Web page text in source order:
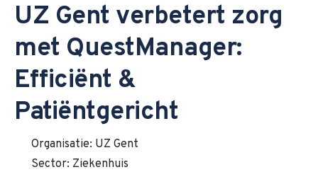
UZ Gent verbetert zorg
met QuestManager:
Efficiënt &
Patiëntgericht
Organisatie: UZ Gent
Sector: Ziekenhuis